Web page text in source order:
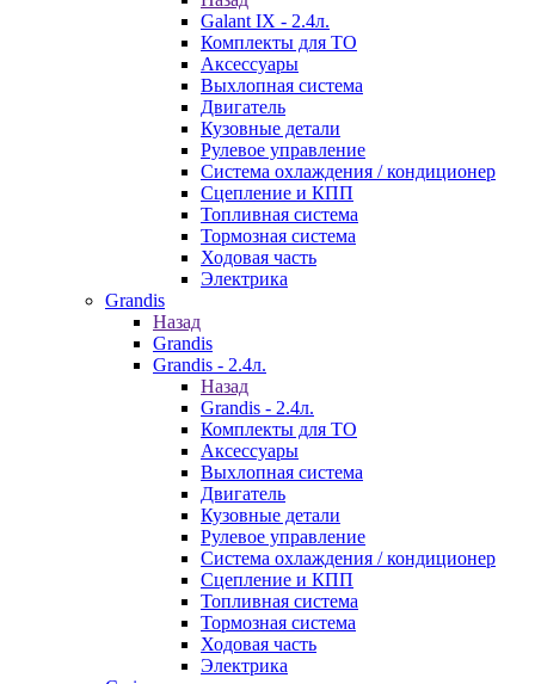
Galant IX - 2.4л.
Комплекты для ТО
Аксессуары
Выхлопная система
Двигатель
Кузовные детали
Рулевое управление
Система охлаждения / кондиционер
Сцепление и КПП
Топливная система
Тормозная система
Ходовая часть
Электрика
Grandis
Назад
Grandis
Grandis - 2.4л.
Назад
Grandis - 2.4л.
Комплекты для ТО
Аксессуары
Выхлопная система
Двигатель
Кузовные детали
Рулевое управление
Система охлаждения / кондиционер
Сцепление и КПП
Топливная система
Тормозная система
Ходовая часть
Электрика